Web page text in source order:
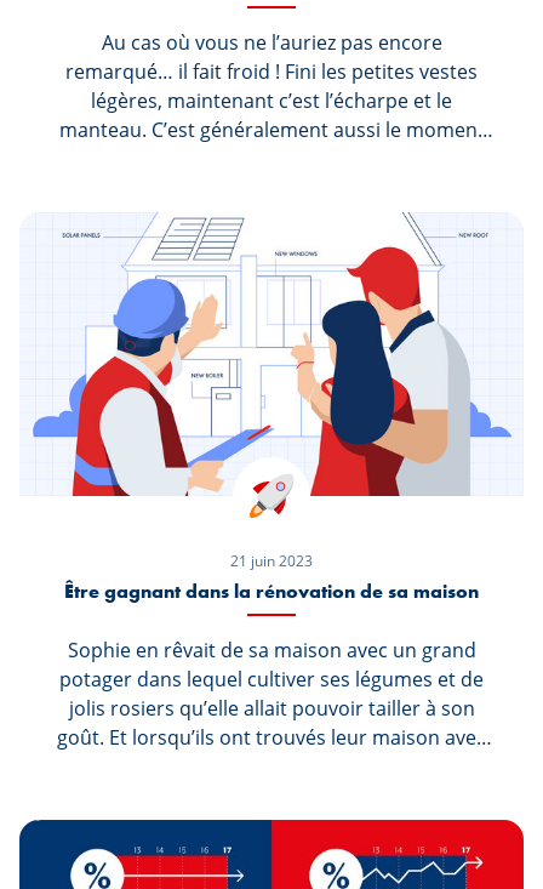
Au cas où vous ne l’auriez pas encore
remarqué… il fait froid ! Fini les petites vestes
légères, maintenant c’est l’écharpe et le
manteau. C’est généralement aussi le moment
et Sophie, la vieille chaudière n’est plus très
performante et encore moins économe, forçant
Sophie à se promener en laine polaire dans
l’appartement et Marc à s’arracher les cheveux à
chaque fois qu’il voit la facture de chauffage.
21 juin 2023
Être gagnant dans la rénovation de sa maison
Sophie en rêvait de sa maison avec un grand
potager dans lequel cultiver ses légumes et de
jolis rosiers qu’elle allait pouvoir tailler à son
goût. Et lorsqu’ils ont trouvés leur maison avec
compromis, sans réellement penser au coût des
rénovations que celle-ci allait engendrer. Après
plusieurs années, ils ont finalement choisi de